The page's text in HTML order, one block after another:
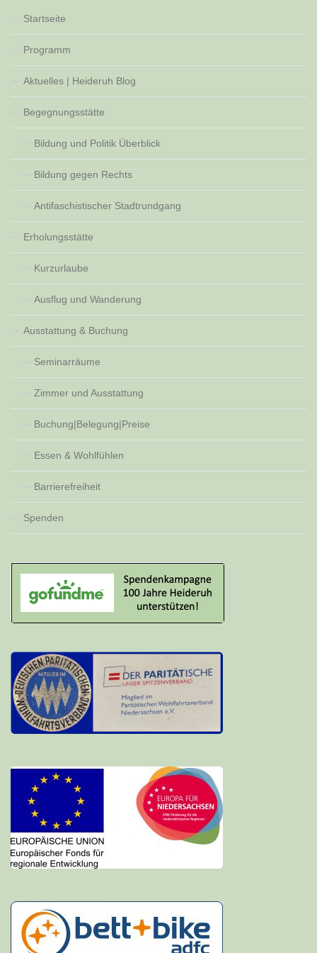
Startseite
Programm
Aktuelles | Heideruh Blog
Begegnungsstätte
Bildung und Politik Überblick
Bildung gegen Rechts
Antifaschistischer Stadtrundgang
Erholungsstätte
Kurzurlaube
Ausflug und Wanderung
Ausstattung & Buchung
Seminarräume
Zimmer und Ausstattung
Buchung|Belegung|Preise
Essen & Wohlfühlen
Barrierefreiheit
Spenden